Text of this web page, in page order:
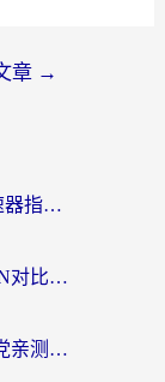
章 →
美国看世界杯总卡？这篇回国加速器指南帮你无缝刷国内资源（附苹果手机VPN设置步骤）
穿梭VPN好用吗？和FlashBackVPN对比哪个回国效果更好？
Quickback和小黑牛哪个好？海外党亲测指南，选对回国加速器秒回国内